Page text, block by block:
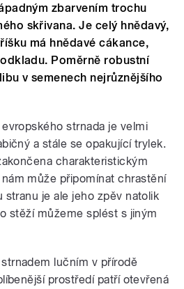
zbarvením trochu
skřivana. Je celý hnědavý,
má hnědavé cákance,
Poměrně robustní
v semenech nejrůznějšího
strnada je velmi
a stále se opakující trylek.
charakteristickým
může připomínat chrastění
stranu je ale jeho zpěv natolik
stěží můžeme splést s jiným
lučním v přírodě
prostředí patří otevřená